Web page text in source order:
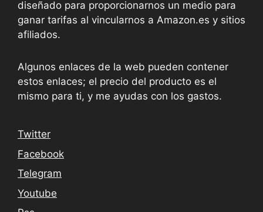
diseñado para proporcionarnos un medio para
ganar tarifas al vincularnos a Amazon.es y sitios
afiliados.
Algunos enlaces de la web pueden contener
estos enlaces; el precio del producto es el
mismo para ti, y me ayudas con los gastos.
Twitter
Facebook
Telegram
Youtube